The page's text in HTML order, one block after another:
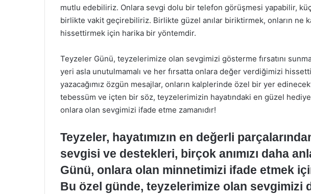
mutlu edebiliriz. Onlara sevgi dolu bir telefon görüşmesi yapabilir,
birlikte vakit geçirebiliriz. Birlikte güzel anılar biriktirmek, onların ne
hissettirmek için harika bir yöntemdir.
Teyzeler Günü, teyzelerimize olan sevgimizi gösterme fırsatını
yeri asla unutulmamalı ve her fırsatta onlara değer verdiğimizi
yazacağımız özgün mesajlar, onların kalplerinde özel bir yer
tebessüm ve içten bir söz, teyzelerimizin hayatındaki en güzel
onlara olan sevgimizi ifade etme zamanıdır!
Teyzeler, hayatımızın en değerli
sevgisi ve destekleri, birçok anımızı daha
Günü, onlara olan minnetimizi ifade etmek
Bu özel günde, teyzelerimize olan sevgimizi